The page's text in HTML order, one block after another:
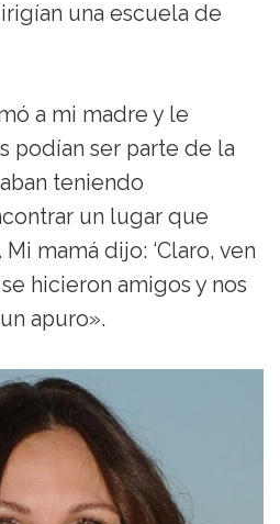
una escuela de
a mi madre y le
podían ser parte de la
teniendo
un lugar que
mamá dijo: ‘Claro, ven
hicieron amigos y nos
apuro».